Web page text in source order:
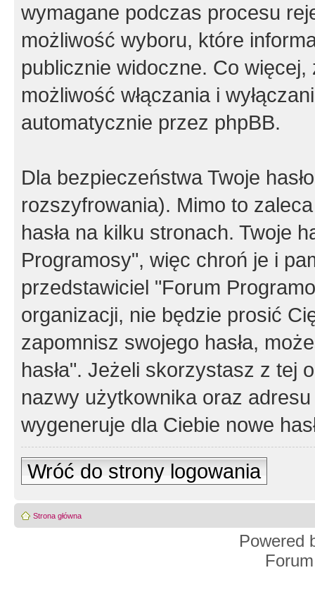
wymagane podczas procesu
możliwość wyboru, które
publicznie widoczne. Co
możliwość włączania i
automatycznie przez phpBB.
Dla bezpieczeństwa Twoje
rozszyfrowania). Mimo to
hasła na kilku stronach. Twoje
Programosy", więc chroń je i
przedstawiciel "Forum
organizacji, nie będzie prosić
zapomnisz swojego hasła,
hasła". Jeżeli skorzystasz z tej
nazwy użytkownika oraz
wygeneruje dla Ciebie nowe
Wróć do strony logowania
Strona główna
Powered